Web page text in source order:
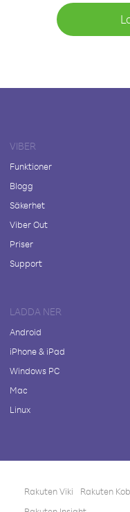
VIBER
Funktioner
Blogg
Säkerhet
Viber Out
Priser
Support
LADDA NER
Android
iPhone & iPad
Windows PC
Mac
Linux
Rakuten Viki Rakuten